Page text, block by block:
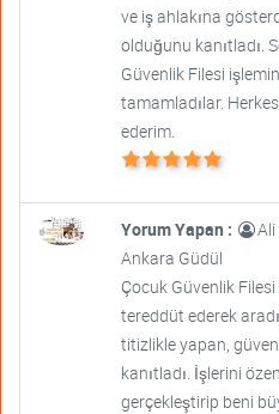
ve iş ahlakına
olduğunu kanıtladı.
Güvenlik Filesi
tamamladılar.
ederim.
Yorum Yapan : Ali
Ankara Güdül
Çocuk Güvenlik
tereddüt ederek
titizlikle yapan,
kanıtladı. İşlerini
gerçekleştirip beni